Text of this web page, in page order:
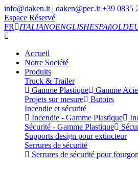
info@daken.it | daken@pec.it +39 0835
Espace Réservé
FR
ITALIANOENGLISHESPAñOL
Accueil
Notre Société
Produits
Truck & Trailer
Gamme Plastique
Gamme
Projets sur mesure
Butoirs
Incendie et sécurité
Incendie - Gamme Plastique
Sécurité - Gamme Plastique
Supports design pour extincteur
Serrures de sécurité
Serrures de sécurité pour fourgon